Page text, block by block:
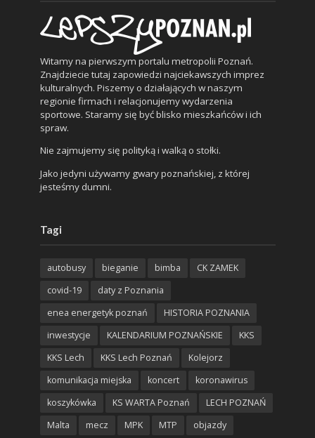
Witamy na pierwszym portalu metropolii Poznań.
Znajdziecie tutaj zapowiedzi najciekawszych imprez
kulturalnych. Piszemy o działających w naszym
regionie firmach i relacjonujemy wydarzenia
sportowe. Staramy się być blisko mieszkańców i ich
spraw.
Nie zajmujemy się polityką i walką o stołki.
Jako jedyni używamy gwary poznańskiej, z której
jesteśmy dumni.
Tagi
autobusy bieganie bimba
CK ZAMEK
covid-19
daty z Poznania
enea energetyk poznań
HISTORIA POZNANIA
inwestycje
KALENDARIUM POZNAŃSKIE
KKS
KKS Lech
KKS Lech Poznań
Kolejorz
komunikacja miejska
koncert
koronawirus
koszykówka
KS WARTA Poznań
LECH POZNAŃ
Malta
mecz MPK MTP objazdy